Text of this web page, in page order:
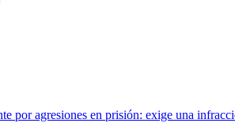
por agresiones en prisión: exige una